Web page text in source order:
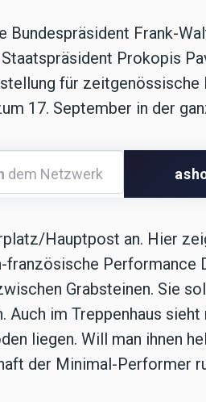
Bundespräsident Frank-
Prokopis
für zeitgenössische
17. September in der
dem Netzwerk
Hauptpost an. Hier
französische Performance
Grabsteinen. Sie
Auch im Treppenhaus
liegen. Will man ihnen
der Minimal-Performer